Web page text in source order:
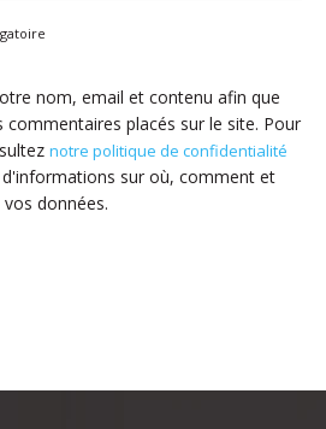
nom, email et contenu afin que
commentaires placés sur le site. Pour
notre politique de confidentialité
sur où, comment et
données.